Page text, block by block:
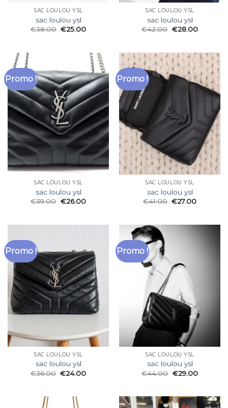
SAC LOULOU YSL
sac loulou ysl
€38.00 €25.00
SAC LOULOU YSL
sac loulou ysl
€42.00 €28.00
Promo !
SAC LOULOU YSL
sac loulou ysl
€39.00 €26.00
Promo !
SAC LOULOU YSL
sac loulou ysl
€41.00 €27.00
Promo !
SAC LOULOU YSL
sac loulou ysl
€36.00 €24.00
Promo !
SAC LOULOU YSL
sac loulou ysl
€44.00 €29.00